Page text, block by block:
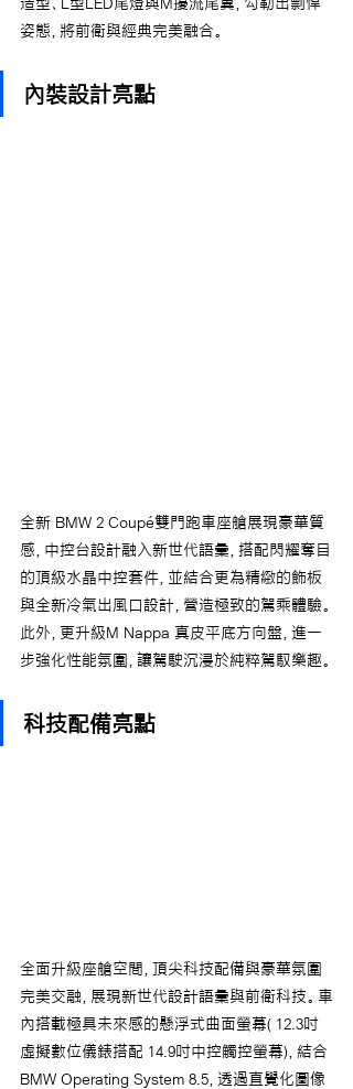
姿態，將前衛與經典完美融合。
內裝設計亮點
全新 BMW 2 Coupé雙門跑車座艙展現豪華質
感，中控台設計融入新世代語彙，搭配閃耀奪目
的頂級水晶中控套件，並結合更為精緻的飾板
與全新冷氣出風口設計，營造極致的駕乘體驗。
此外，更升級M Nappa 真皮平底方向盤，進一
步強化性能氛圍，讓駕駛沉浸於純粹駕馭樂趣。
科技配備亮點
全面升級座艙空間，頂尖科技配備與豪華氛圍
完美交融，展現新世代設計語彙與前衛科技。車
內搭載極具未來感的懸浮式曲面螢幕( 12.3吋
虛擬數位儀錶搭配 14.9吋中控觸控螢幕)，結合
BMW Operating System 8.5，透過直覺化圖像